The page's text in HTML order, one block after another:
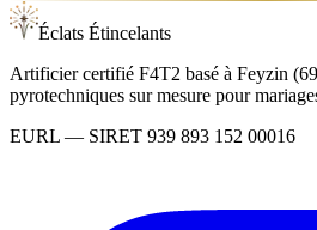
Éclats Étincelants
Artificier certifié F4T2 basé à Feyzin
pyrotechniques sur mesure pour
EURL — SIRET 939 893 152 00016